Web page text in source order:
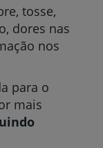
tosse,
dores nas
nos
para o
mais